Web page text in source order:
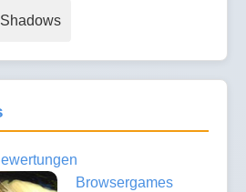
Browsergames